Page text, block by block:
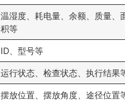
温湿度、耗电量、余额、质量、
积等
ID、型号等
运行状态、检查状态、执行结果
摆放位置、摆放角度、途径位置